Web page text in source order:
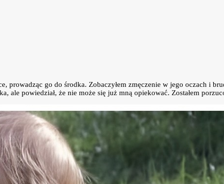
prowadząc go do środka. Zobaczyłem zmęczenie w jego oczach i
ale powiedział, że nie może się już mną opiekować. Zostałem